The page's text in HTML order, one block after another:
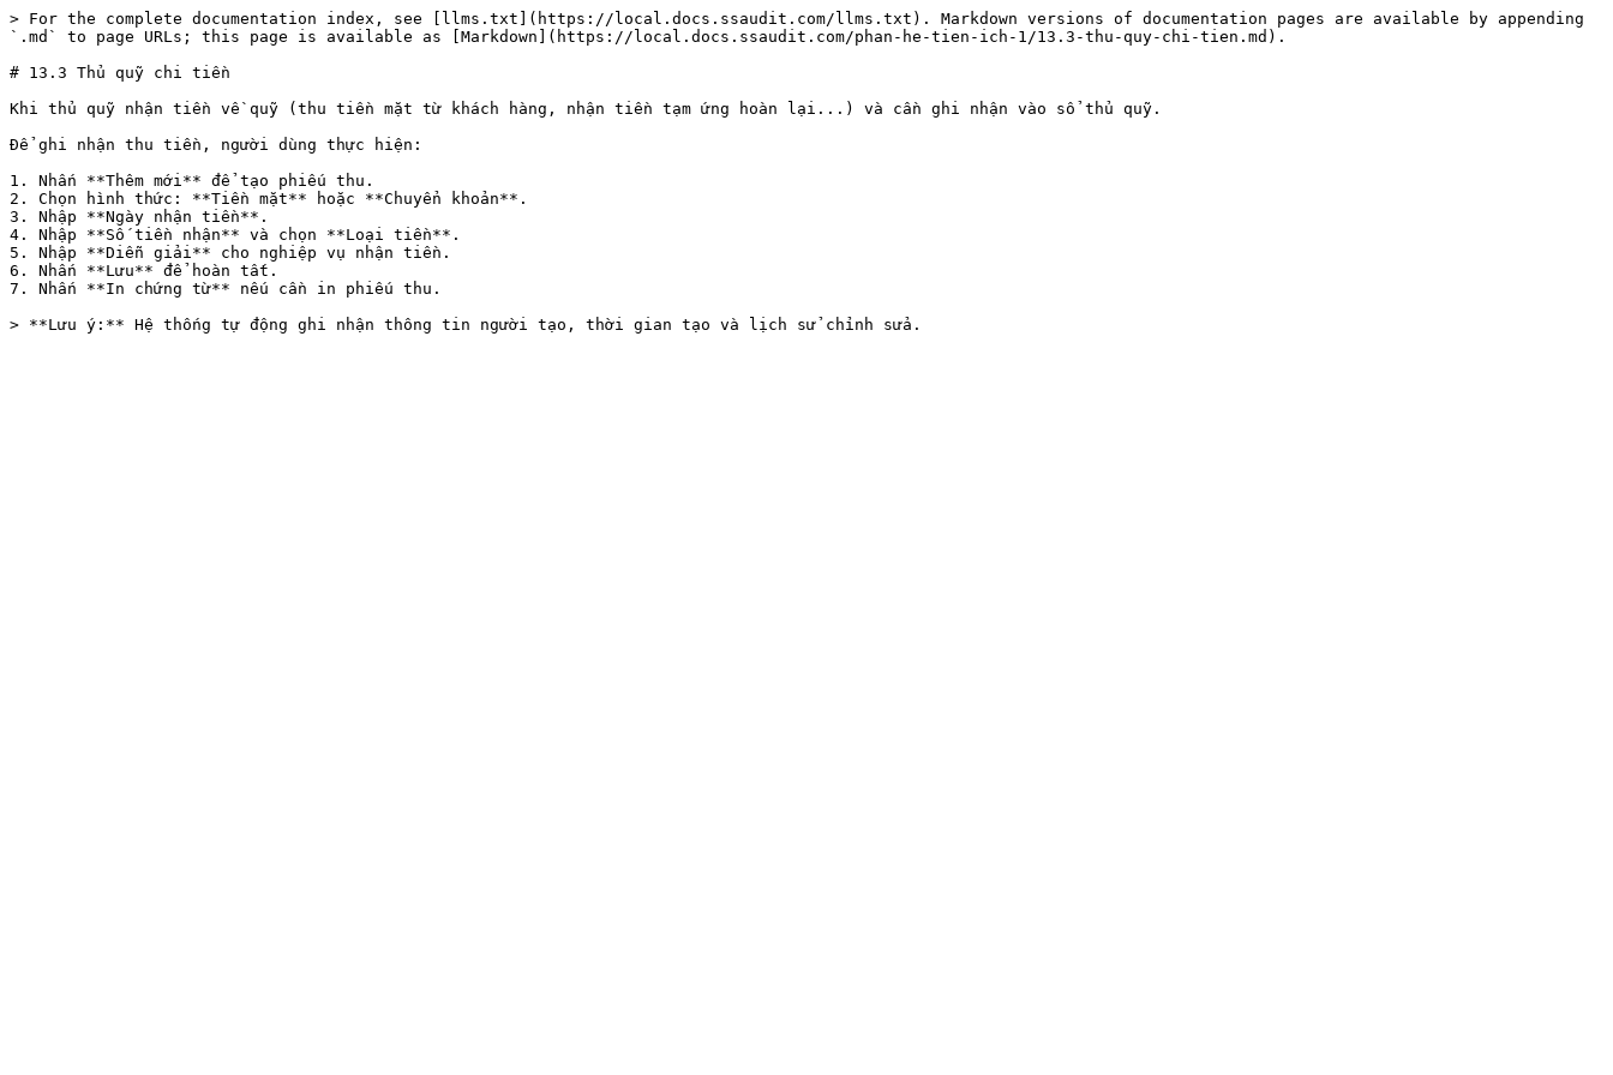
> For the complete documentation index, see [llms.txt](https://local.docs.ssaudit.com/llms.txt). Markdown versions of documentation pages are available by appending
`.md` to page URLs; this page is available as [Markdown](https://local.docs.ssaudit.com/phan-he-tien-ich-1/13.3-thu-quy-chi-tien.md).
# 13.3 Thủ quỹ chi tiền
Khi thủ quỹ nhận tiền về quỹ (thu tiền mặt từ khách hàng, nhận tiền tạm ứng hoàn lại...) và cần ghi nhận vào sổ thủ quỹ.
Để ghi nhận thu tiền, người dùng thực hiện:
1. Nhấn **Thêm mới** để tạo phiếu thu.
2. Chọn hình thức: **Tiền mặt** hoặc **Chuyển khoản**.
3. Nhập **Ngày nhận tiền**.
4. Nhập **Số tiền nhận** và chọn **Loại tiền**.
5. Nhập **Diễn giải** cho nghiệp vụ nhận tiền.
6. Nhấn **Lưu** để hoàn tất.
7. Nhấn **In chứng từ** nếu cần in phiếu thu.